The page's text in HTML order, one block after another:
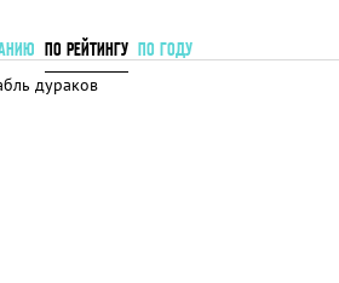
ПО РЕЙТИНГУ ПО ГОДУ